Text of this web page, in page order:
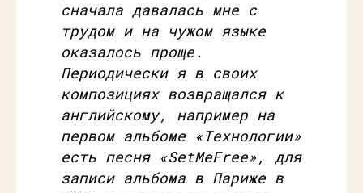
сначала давалась мне с
трудом и на чужом языке
оказалось проще.
Периодически я в своих
композициях возвращался к
английскому, например на
первом альбоме «Технологии»
есть песня «SetMeFree», для
записи альбома в Париже в